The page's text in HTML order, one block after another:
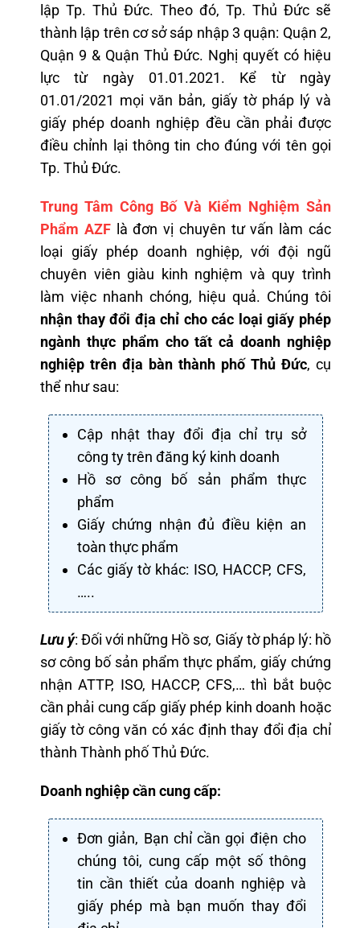
lập Tp. Thủ Đức. Theo đó, Tp. Thủ Đức sẽ
thành lập trên cơ sở sáp nhập 3 quận: Quận 2,
Quận 9 & Quận Thủ Đức. Nghị quyết có hiệu
lực từ ngày 01.01.2021. Kể từ ngày
01.01/2021 mọi văn bản, giấy tờ pháp lý và
giấy phép doanh nghiệp đều cần phải được
điều chỉnh lại thông tin cho đúng với tên gọi
Tp. Thủ Đức.
Trung Tâm Công Bố Và Kiểm Nghiệm Sản
Phẩm AZF là đơn vị chuyên tư vấn làm các
loại giấy phép doanh nghiệp, với đội ngũ
chuyên viên giàu kinh nghiệm và quy trình
làm việc nhanh chóng, hiệu quả. Chúng tôi
nhận thay đổi địa chỉ cho các loại giấy phép
ngành thực phẩm cho tất cả doanh nghiệp
nghiệp trên địa bàn thành phố Thủ Đức, cụ
thể như sau:
Cập nhật thay đổi địa chỉ trụ sở
công ty trên đăng ký kinh doanh
Hồ sơ công bố sản phẩm thực
phẩm
Giấy chứng nhận đủ điều kiện an
toàn thực phẩm
Các giấy tờ khác: ISO, HACCP, CFS,
…..
Lưu ý: Đối với những Hồ sơ, Giấy tờ pháp lý: hồ
sơ công bố sản phẩm thực phẩm, giấy chứng
nhận ATTP, ISO, HACCP, CFS,… thì bắt buộc
cần phải cung cấp giấy phép kinh doanh hoặc
giấy tờ công văn có xác định thay đổi địa chỉ
thành Thành phố Thủ Đức.
Doanh nghiệp cần cung cấp:
Đơn giản, Bạn chỉ cần gọi điện cho
chúng tôi, cung cấp một số thông
tin cần thiết của doanh nghiệp và
giấy phép mà bạn muốn thay đổi